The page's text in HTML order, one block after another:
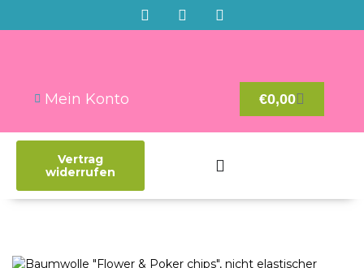
Mein Konto €0,00
Vertrag
widerrufen